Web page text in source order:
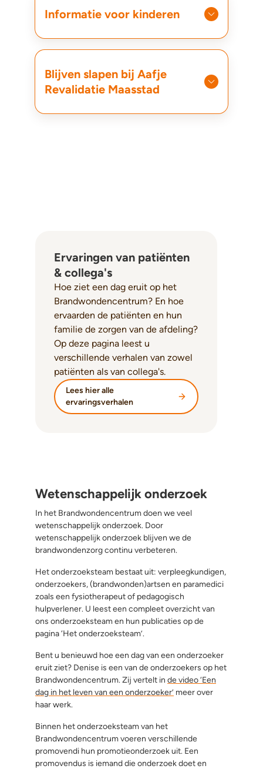
Informatie voor kinderen
Blijven slapen bij Aafje
Revalidatie Maasstad
Ervaringen van patiënten
& collega's
Hoe ziet een dag eruit op het
Brandwondencentrum? En hoe
ervaarden de patiënten en hun
familie de zorgen van de afdeling?
Op deze pagina leest u
verschillende verhalen van zowel
patiënten als van collega's.
Lees hier alle
ervaringsverhalen
Wetenschappelijk onderzoek
In het Brandwondencentrum doen we veel
wetenschappelijk onderzoek. Door
wetenschappelijk onderzoek blijven we de
brandwondenzorg continu verbeteren.
Het onderzoeksteam bestaat uit: verpleegkundigen,
onderzoekers, (brandwonden)artsen en paramedici
zoals een fysiotherapeut of pedagogisch
hulpverlener. U leest een compleet overzicht van
ons onderzoeksteam en hun publicaties op de
pagina ‘Het onderzoeksteam’.
Bent u benieuwd hoe een dag van een onderzoeker
eruit ziet? Denise is een van de onderzoekers op het
Brandwondencentrum. Zij vertelt in de video ‘Een
dag in het leven van een onderzoeker’ meer over
haar werk.
Binnen het onderzoeksteam van het
Brandwondencentrum voeren verschillende
promovendi hun promotieonderzoek uit. Een
promovendus is iemand die onderzoek doet en